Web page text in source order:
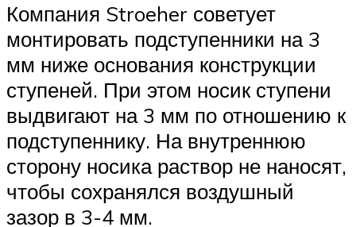
Компания Stroeher советует
монтировать подступенники на 3
мм ниже основания конструкции
ступеней. При этом носик ступени
выдвигают на 3 мм по отношению к
подступеннику. На внутреннюю
сторону носика раствор не наносят,
чтобы сохранялся воздушный
зазор в 3-4 мм.